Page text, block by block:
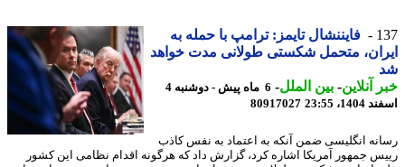
فایننشال تایمز: ترامپ با حمله به
متحمل شکستی طولانی مدت خواهد
آنلاین-بین الملل-
6 ماه پیش - دوشنبه 4
23:55
80917027
انگلیسی ضمن آنکه به اعتماد به نفس کاذب
جمهور آمریکا اشاره کرد، گزارش داد که هرگونه اقدام نظامی این کشور